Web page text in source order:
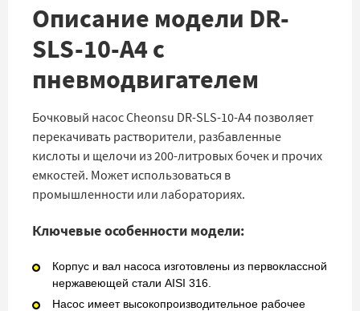
Описание модели DR-
SLS-10-A4 с
пневмодвигателем
Бочковый насос Cheonsu DR-SLS-10-A4 позволяет
перекачивать растворители, разбавленные
кислоты и щелочи из 200-литровых бочек и прочих
емкостей. Может использоваться в
промышленности или лабораториях.
Ключевые особенности модели:
Корпус и вал насоса изготовлены из первоклассной
нержавеющей стали AISI 316.
Насос имеет высокопроизводительное рабочее